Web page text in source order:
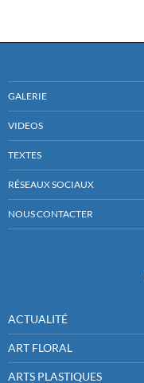
GALERIE
VIDEOS
TEXTES
RÉSEAUX SOCIAUX
NOUS CONTACTER
ACTUALITÉ
ART FLORAL
ARTS PLASTIQUES